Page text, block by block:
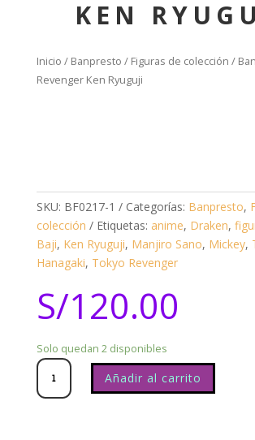
KEN
Inicio / Banpresto / Figuras de colección /
Revenger Ken Ryuguji
SKU: BF0217-1 Categorías: Banpresto,
colección
Etiquetas: anime, Draken,
Baji, Ken Ryuguji, Manjiro Sano, Mickey,
Hanagaki, Tokyo Revenger
S/120.00
Solo quedan 2 disponibles
Banpresto
Tokyo
Revenger
KenRyuguji
cantidad Añadir al carrito